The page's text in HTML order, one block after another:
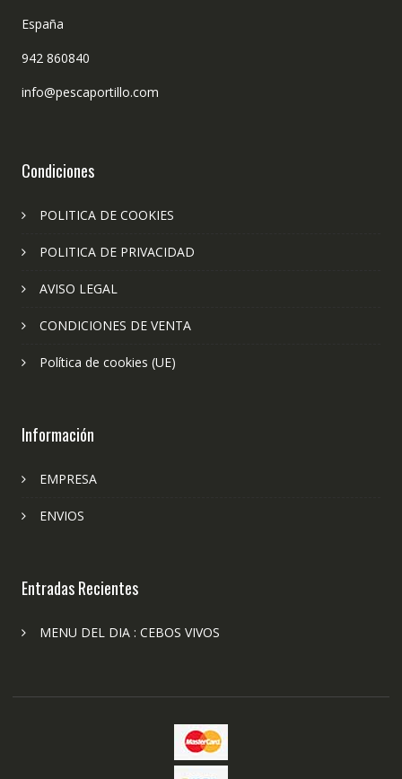
España
942 860840
info@pescaportillo.com
Condiciones
POLITICA DE COOKIES
POLITICA DE PRIVACIDAD
AVISO LEGAL
CONDICIONES DE VENTA
Política de cookies (UE)
Información
EMPRESA
ENVIOS
Entradas Recientes
MENU DEL DIA : CEBOS VIVOS